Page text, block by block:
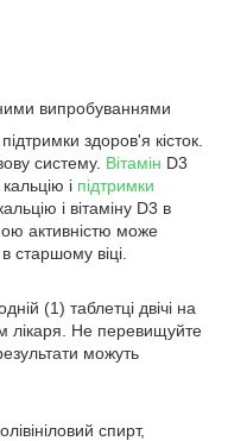
випробуваннями
здоров'я кісток.
систему. Вітамін D3
і підтримки
і вітаміну D3 в
активністю може
старшому віці.
(1) таблетці двічі на
лікаря. Не перевищуйте
можуть
спирт,